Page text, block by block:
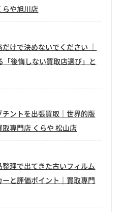
らや旭川店
けで決めないでください ｜
後悔しない買取店選び」と
チントを出張買取｜世界的版
専門店 くらや 松山店
整理で出てきた古いフィルム
と評価ポイント｜買取専門